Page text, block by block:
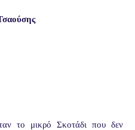
το μικρό Σκοτάδι που δεν